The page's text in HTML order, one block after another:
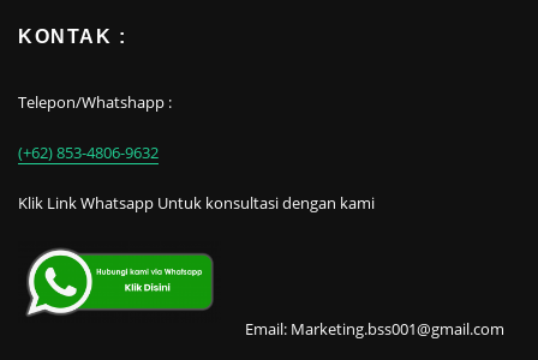
KONTAK :
Telepon/Whatshapp :
(+62) 853-4806-9632
Klik Link Whatsapp Untuk konsultasi dengan kami
Email: Marketing.bss001@gmail.com